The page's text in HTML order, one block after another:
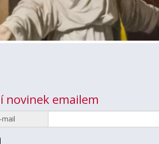
novinek emailem
mail